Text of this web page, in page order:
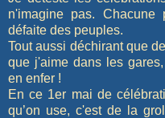
n'imagine pas. Chacune
défaite des peuples.
Tout aussi déchirant que
que j'aime dans les
en enfer !
En ce 1er mai de
qu’on use, c'est de la